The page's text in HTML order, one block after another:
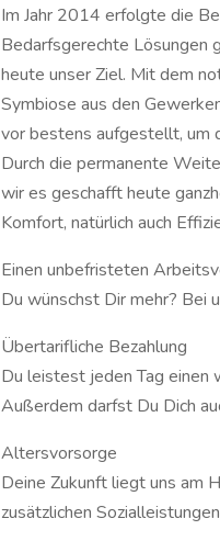
Im Jahr 2014 erfolgte die
Bedarfsgerechte Lösungen
heute unser Ziel. Mit dem
Symbiose aus den
vor bestens aufgestellt, um
Durch die permanente
wir es geschafft heute
Komfort, natürlich auch
Einen unbefristeten
Du wünschst Dir mehr? Bei
Übertarifliche Bezahlung
Du leistest jeden Tag einen
Außerdem darfst Du Dich
Altersvorsorge
Deine Zukunft liegt uns am
zusätzlichen